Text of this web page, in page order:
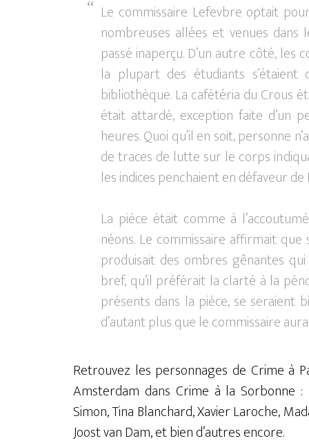
Le commissaire Lefevbre optait
nombreuses allées et venues
passé inaperçu. D’un autre côté,
la plupart des étudiants
bibliothèque. La cafétéria du Crous
était attardé, exception faite d’un
heures. Quoi qu’il en soit, personne
de traces de lutte sur le corps
les indices penchaient en défaveur de
La pièce était comme à
néons. Le commissaire affirmait
produisait des ombres gênantes
bref, qu’il préférait la clarté à la
présents dans la pièce, se seraient
d’autant plus que le commissaire
Retrouvez les personnages de Crime à
Amsterdam dans Crime à la Sorbonne
Simon, Tina Blanchard, Xavier Laroche,
Joost van Dam, et bien d’autres encore.